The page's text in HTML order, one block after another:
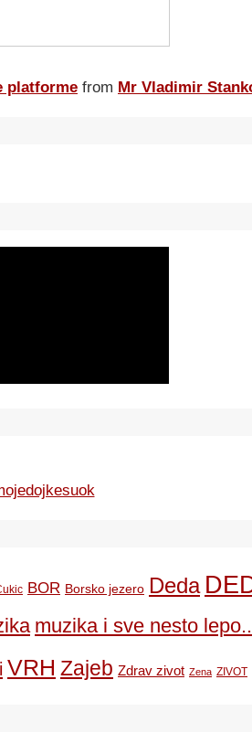
platforme from Mr Vladimir
BOR Borsko jezero Deda
muzika i sve nesto
VRH Zajeb Zdrav zivot Zena ZIVOT